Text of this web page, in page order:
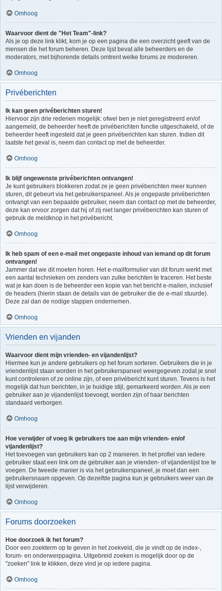
Omhoog
Waarvoor dient de "Het Team"-link?
Als je op deze link klikt, kom je op een pagina die een overzicht geeft van de
mensen die het forum beheren. Deze lijst bevat alle beheerders en de
moderators, met bijhorende details omtrent welke forums ze modereren.
Omhoog
Privéberichten
Ik kan geen privéberichten sturen!
Hiervoor zijn drie redenen mogelijk: ofwel ben je niet geregistreerd en/of
aangemeld, de beheerder heeft de privéberichten functie uitgeschakeld, of de
beheerder heeft ingesteld dat je geen privéberichten kan sturen. Indien dit
laatste het geval is, neem dan contact op met de beheerder.
Omhoog
Ik blijf ongewenste privéberichten ontvangen!
Je kunt gebruikers blokkeren zodat ze je geen privéberichten meer kunnen
sturen, dit gebeurt via het gebruikerspaneel. Als je ongepaste privéberichten
ontvangt van een bepaalde gebruiker, neem dan contact op met de beheerder,
deze kan ervoor zorgen dat hij of zij niet langer privéberichten kan sturen of
gebruik de meldknop in het privébericht.
Omhoog
Ik heb spam of een e-mail met ongepaste inhoud van iemand op dit forum
ontvangen!
Jammer dat we dit moeten horen. Het e-mailformulier van dit forum werkt met
een aantal technieken om zenders van zulke berichten te traceren. Het beste
wat je kan doen is de beheerder een kopie van het bericht e-mailen, inclusief
de headers (hierin staan de details van de gebruiker die de e-mail stuurde).
Deze zal dan de nodige stappen ondernemen.
Omhoog
Vrienden en vijanden
Waarvoor dient mijn vrienden- en vijandenlijst?
Hiermee kun je andere gebruikers op het forum sorteren. Gebruikers die in je
vriendenlijst staan worden in het gebruikerspaneel weergegeven zodat je snel
kunt controleren of ze online zijn, of een privébericht kunt sturen. Tevens is het
mogelijk dat hun berichten, in je huidige stijl, gemarkeerd worden. Als je een
gebruiker aan je vijandenlijst toevoegt, worden zijn of haar berichten
standaard verborgen.
Omhoog
Hoe verwijder of voeg ik gebruikers toe aan mijn vrienden- en/of
vijandenlijst?
Het toevoegen van gebruikers kan op 2 manieren. In het profiel van iedere
gebruiker staat een link om de gebruiker aan je vrienden- of vijandenlijst toe te
voegen. De tweede manier is via het gebruikerspaneel, je moet dan een
gebruikersnaam opgeven. Op dezelfde pagina kun je gebruikers weer van de
lijst verwijderen.
Omhoog
Forums doorzoeken
Hoe doorzoek ik het forum?
Door een zoekterm op te geven in het zoekveld, die je vindt op de index-,
forum- en onderwerppagina. Uitgebreid zoeken is mogelijk door op de
"zoeken" link te klikken, deze vind je op iedere pagina.
Omhoog